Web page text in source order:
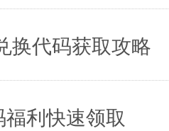
换代码获取攻略
利快速领取